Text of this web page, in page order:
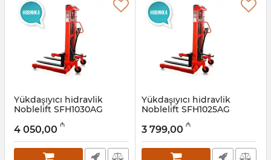
Yükdaşıyıcı hidravlik
Noblelift SFH1030AG
033001016
4 050,00 ₼
Yükdaşıyıcı hidravlik
Noblelift SFH1025AG
033001015
3 799,00 ₼